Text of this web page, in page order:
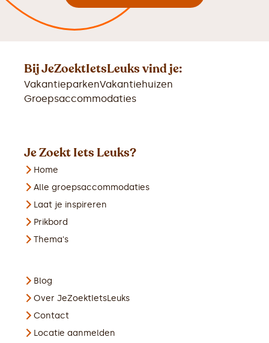
Bij JeZoektIetsLeuks vind je:
VakantieparkenVakantiehuizen
Groepsaccommodaties
Je Zoekt Iets Leuks?
Home
Alle groepsaccommodaties
Laat je inspireren
Prikbord
Thema's
Blog
Over JeZoektIetsLeuks
Contact
Locatie aanmelden